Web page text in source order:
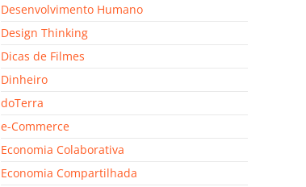
Desenvolvimento Humano
Design Thinking
Dicas de Filmes
Dinheiro
doTerra
e-Commerce
Economia Colaborativa
Economia Compartilhada